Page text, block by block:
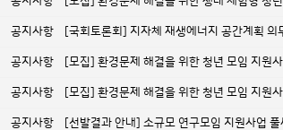
공지사항 [국회토론회] 지자체 재생에너지 공간계획 의
공지사항 [모집] 환경문제 해결을 위한 청년 모임 지
공지사항 [모집] 환경문제 해결을 위한 청년 모임 지
공지사항 [선발결과 안내] 소규모 연구모임 지원사업